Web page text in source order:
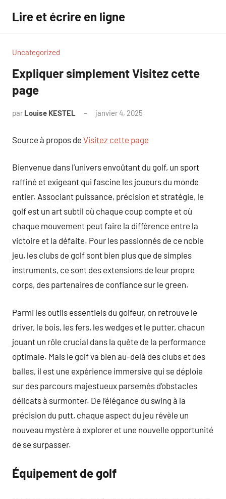
contenu
Lire et écrire en ligne
Uncategorized
Expliquer simplement Visitez cette
page
par Louise KESTEL janvier 4, 2025
Source à propos de Visitez cette page
Bienvenue dans l’univers envoûtant du golf, un sport
raffiné et exigeant qui fascine les joueurs du monde
entier. Associant puissance, précision et stratégie, le
golf est un art subtil où chaque coup compte et où
chaque mouvement peut faire la différence entre la
victoire et la défaite. Pour les passionnés de ce noble
jeu, les clubs de golf sont bien plus que de simples
instruments, ce sont des extensions de leur propre
corps, des partenaires de confiance sur le green.
Parmi les outils essentiels du golfeur, on retrouve le
driver, le bois, les fers, les wedges et le putter, chacun
jouant un rôle crucial dans la quête de la performance
optimale. Mais le golf va bien au-delà des clubs et des
balles, il est une expérience immersive qui se déploie
sur des parcours majestueux parsemés d’obstacles
délicats à surmonter. De l’élégance du swing à la
précision du putt, chaque aspect du jeu révèle un
nouveau mystère à explorer et une nouvelle opportunité
de se surpasser.
Équipement de golf